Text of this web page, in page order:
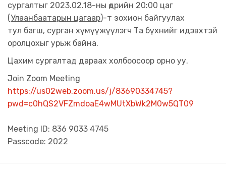
сургалтыг 2023.02.18-ны өдрийн 20:00 цаг
(Улаанбаатарын цагаар)-т зохион байгуулах
тул багш, сурган хүмүүжүүлэгч Та бүхнийг идэвхтэй
оролцохыг урьж байна.
Цахим сургалтад дараах холбоосоор орно уу.
Join Zoom Meeting
https://us02web.zoom.us/j/83690334745?
pwd=c0hQS2VFZmdoaE4wMUtXbWk2M0w5QT09
Meeting ID: 836 9033 4745
Passcode: 2022